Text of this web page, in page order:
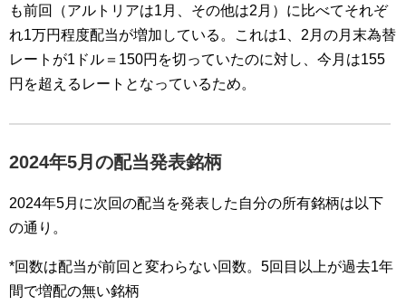
も前回（アルトリアは1月、その他は2月）に比べてそれぞ
れ1万円程度配当が増加している。これは1、2月の月末為替
レートが1ドル＝150円を切っていたのに対し、今月は155
円を超えるレートとなっているため。
2024年5月の配当発表銘柄
2024年5月に次回の配当を発表した自分の所有銘柄は以下
の通り。
*回数は配当が前回と変わらない回数。5回目以上が過去1年
間で増配の無い銘柄